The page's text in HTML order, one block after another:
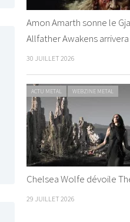
Amon Amarth sonne le
Allfather Awakens
30 JUILLET 2026
ACTU METAL WEBZINE METAL
Chelsea Wolfe dévoile
29 JUILLET 2026